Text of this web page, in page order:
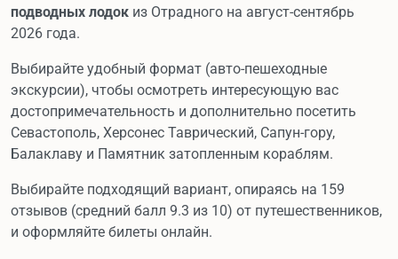
подводных лодок из Отрадного на август-сентябрь
2026 года.
Выбирайте удобный формат (авто-пешеходные
экскурсии), чтобы осмотреть интересующую вас
достопримечательность и дополнительно посетить
Севастополь, Херсонес Таврический, Сапун-гору,
Балаклаву и Памятник затопленным кораблям.
Выбирайте подходящий вариант, опираясь на 159
отзывов (средний балл 9.3 из 10) от путешественников,
и оформляйте билеты онлайн.